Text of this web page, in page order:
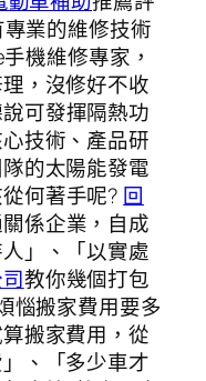
業的維修技術
機維修專家，
，沒修好不收
可發揮隔熱功
技術、產品研
的太陽能發電
何著手呢? 回
係企業，自成
」、「以實處
教你幾個打包
惱搬家費用要多
搬家費用，從
、「多少車才